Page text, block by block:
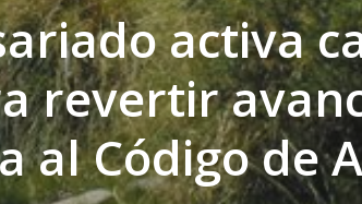
activa
revertir
al Código de